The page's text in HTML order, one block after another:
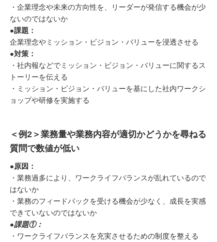
・企業理念や未来の方向性を、リーダーが発信する機会が少
ないのではないか
●課題：
企業理念やミッション・ビジョン・バリューを浸透させる
●対策：
・社内報などでミッション・ビジョン・バリューに関するス
トーリーを伝える
・ミッション・ビジョン・バリューを基にした社内ワークシ
ョップや研修を実施する
＜例2＞業務量や業務内容が適切かどうかを尋ねる
質問で数値が低い
●原因：
・業務過多により、ワークライフバランスが乱れているので
はないか
・業務のフィードバックを受ける機会が少なく、成長を実感
できていないのではないか
●課題①：
・ワークライフバランスを充実させるための制度を整える